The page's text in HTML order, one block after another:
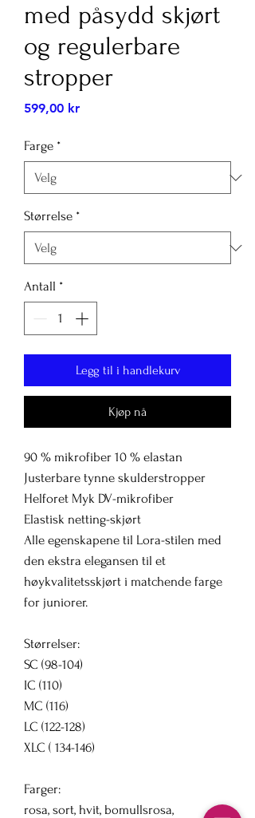
med påsydd skjørt
og regulerbare
stropper
599,00 krPris
Farge *
Størrelse *
Antall *
Legg til i handlekurv
Kjøp nå
90 % mikrofiber 10 % elastan
Justerbare tynne skulderstropper
Helforet Myk DV-mikrofiber
Elastisk netting-skjørt
Alle egenskapene til Lora-stilen med
den ekstra elegansen til et
høykvalitetsskjørt i matchende farge
for juniorer.
Størrelser:
SC (98-104)
IC (110)
MC (116)
LC (122-128)
XLC ( 134-146)
Farger:
rosa, sort, hvit, bomullsrosa,